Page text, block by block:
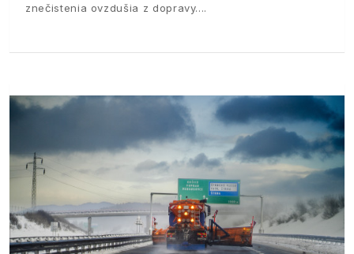
znečistenia ovzdušia z dopravy.